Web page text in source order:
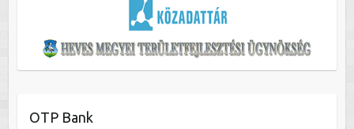
OTP Bank